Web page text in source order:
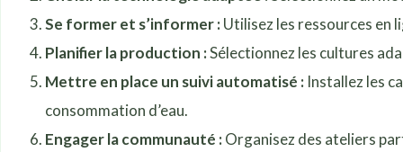
Se former et s’informer :Utilisez les ressources en
Planifier la production :Sélectionnez les cultures
Mettre en place un suivi automatisé : Installez les
consommation d’eau.
Engager la communauté :Organisez des ateliers